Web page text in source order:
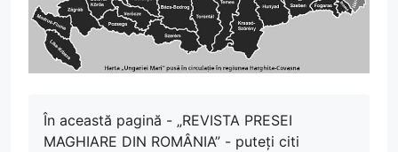
În această pagină - „REVISTA PRESEI
MAGHIARE DIN ROMÂNIA” - puteți citi